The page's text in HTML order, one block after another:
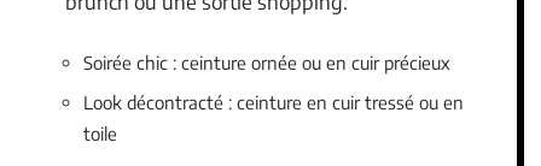
Soirée chic : ceinture ornée ou en cuir précieux
Look décontracté : ceinture en cuir tressé ou en
toile